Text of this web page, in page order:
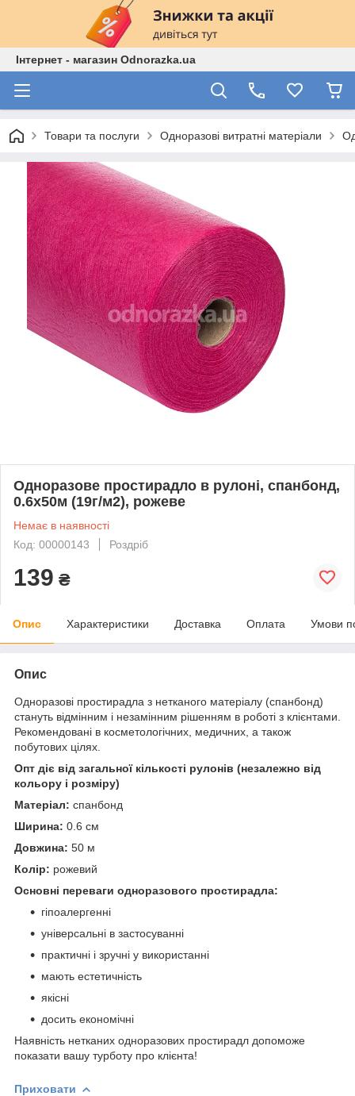
Інтернет - магазин Odnorazka.ua
Товари та послуги Одноразові витратні матеріали
Одноразове простирадло в рулоні, спанбонд,
0.6х50м (19г/м2), рожеве
Немає в наявності
Код: 00000143
Роздріб
139 ₴
Опис Характеристики Доставка Оплата Умови
Опис
Одноразові простирадла з нетканого матеріалу (спанбонд)
стануть відмінним і незамінним рішенням в роботі з клієнтами.
Рекомендовані в косметологічних, медичних, а також
побутових цілях.
Опт діє від загальної кількості рулонів (незалежно від
кольору і розміру)
Матеріал: спанбонд
Ширина: 0.6 см
Довжина: 50 м
Колір: рожевий
Основні переваги одноразового простирадла:
гіпоалергенні
універсальні в застосуванні
практичні і зручні у використанні
мають естетичність
якісні
досить економічні
Наявність нетканих одноразових простирадл допоможе
показати вашу турботу про клієнта!
Приховати